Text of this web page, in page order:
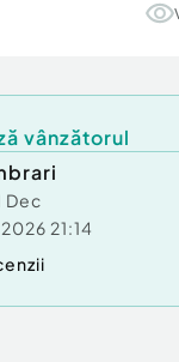
vânzătorul
Dec
21:14